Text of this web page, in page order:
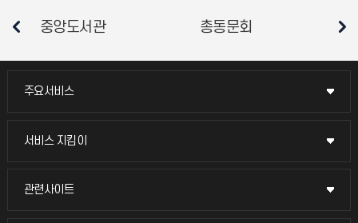
총동문회 총학생회 소비
주요서비스
주요서비스
교무회의방송
서비스 지킴이
서비스 지킴이
묻고 답하기
관련사이트
관련사이트